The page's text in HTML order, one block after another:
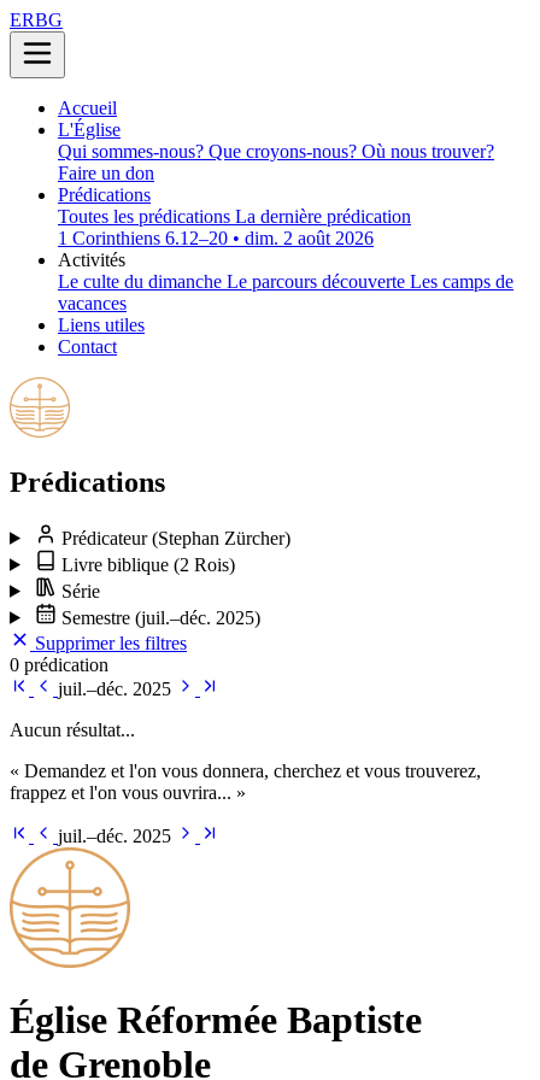
ERBG
Accueil
L'Église
Qui sommes-nous? Que croyons-nous? Où nous trouver?
Faire un don
Prédications
Toutes les prédications La dernière prédication
1 Corinthiens 6.12–20 • dim. 2 août 2026
Activités
Le culte du dimanche Le parcours découverte Les camps de
vacances
Liens utiles
Contact
Prédications
Prédicateur(Stephan Zürcher)
Livre biblique (2 Rois)
Série
Semestre (juil.–déc. 2025)
Supprimer les filtres
0 prédication
juil.–déc. 2025
Aucun résultat...
« Demandez et l'on vous donnera, cherchez et vous trouverez,
frappez et l'on vous ouvrira... »
juil.–déc. 2025
Église Ré­for­mée Bap­tiste
de Grenoble